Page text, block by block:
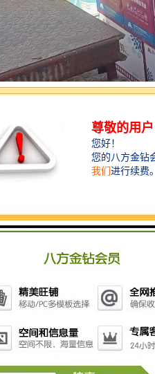
货运专线分为两种：货运专线分为